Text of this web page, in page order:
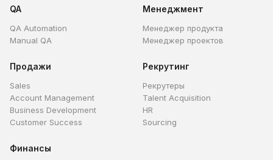
QA
QA Automation
Manual QA
Менеджмент
Менеджер продукта
Менеджер проектов
Продажи
Sales
Account Management
Business Development
Customer Success
Рекрутинг
Рекрутеры
Talent Acquisition
HR
Sourcing
Финансы